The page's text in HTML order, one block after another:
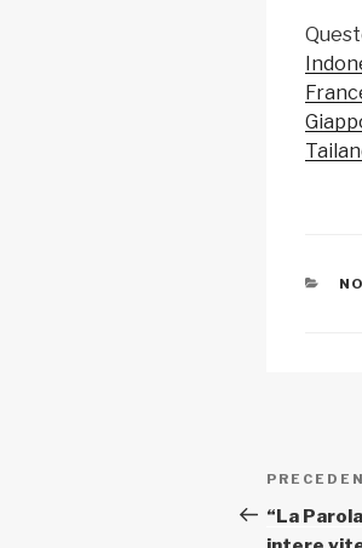
articoli
Articolo
“La